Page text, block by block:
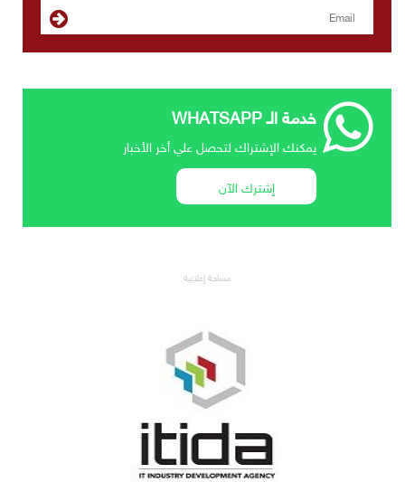
خدمة الـ WHATSAPP
يمكنك الإشتراك لتحصل علي أخر الأخبار
إشترك الآن
مساحة إعلانية